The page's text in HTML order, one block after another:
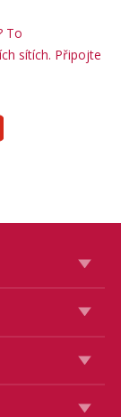
To
sítích. Připojte